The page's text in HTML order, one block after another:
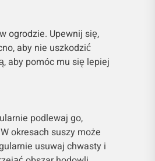
ogrodzie. Upewnij się,
aby nie uszkodzić
aby pomóc mu się lepiej
podlewaj go,
okresach suszy może
usuwaj chwasty i